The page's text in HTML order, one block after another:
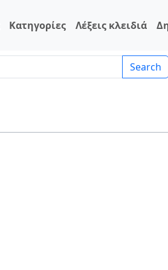
Κατηγορίες Λέξεις κλειδιά
Search